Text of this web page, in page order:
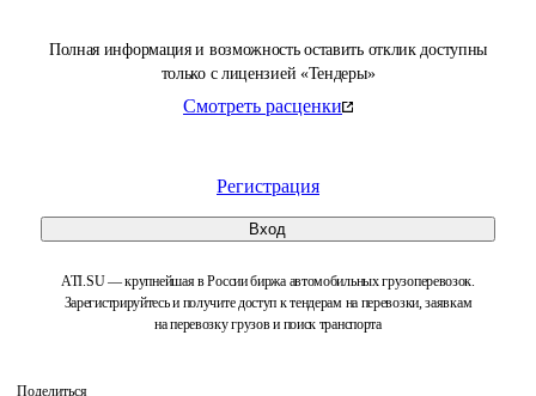
Полная информация и возможность оставить отклик доступны
только с лицензией «Тендеры»
Смотреть расценки
Регистрация
Вход
ATI.SU — крупнейшая в России биржа автомобильных грузоперевозок.
Зарегистрируйтесь и получите доступ к тендерам на перевозки, заявкам
на перевозку грузов и поиск транспорта
Поделиться